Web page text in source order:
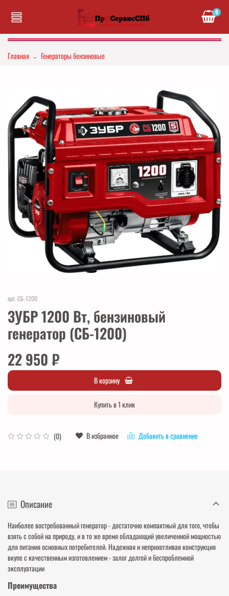
0
Главная Генераторы бензиновые
арт.СБ-1200
ЗУБР 1200 Вт, бензиновый
генератор (СБ-1200)
(0) В избранное Добавить в сравнение
22 950 ₽
В корзину
Купить в 1 клик
Описание
Наиболее востребованный генератор - достаточно компактный для того, чтобы
взять с собой на природу, и в то же время обладающий увеличенной мощностью
для питания основных потребителей. Надежная и неприхотливая конструкция
вкупе с качественным изготовлением - залог долгой и беспроблемной
эксплуатации
Преимущества